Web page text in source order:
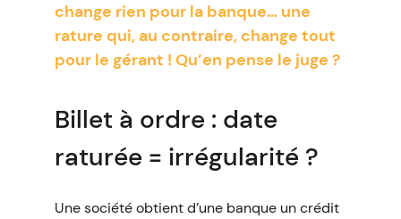
change rien pour la banque… une
rature qui, au contraire, change tout
pour le gérant ! Qu’en pense le juge ?
Billet à ordre : date
raturée = irrégularité ?
Une société obtient d’une banque un crédit